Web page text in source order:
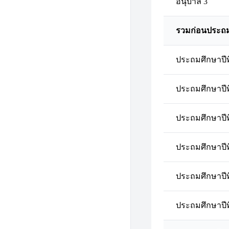
รวมก่อนประถ
ประถมศึกษาปี
ประถมศึกษาปี
ประถมศึกษาปี
ประถมศึกษาปี
ประถมศึกษาปี
ประถมศึกษาปี